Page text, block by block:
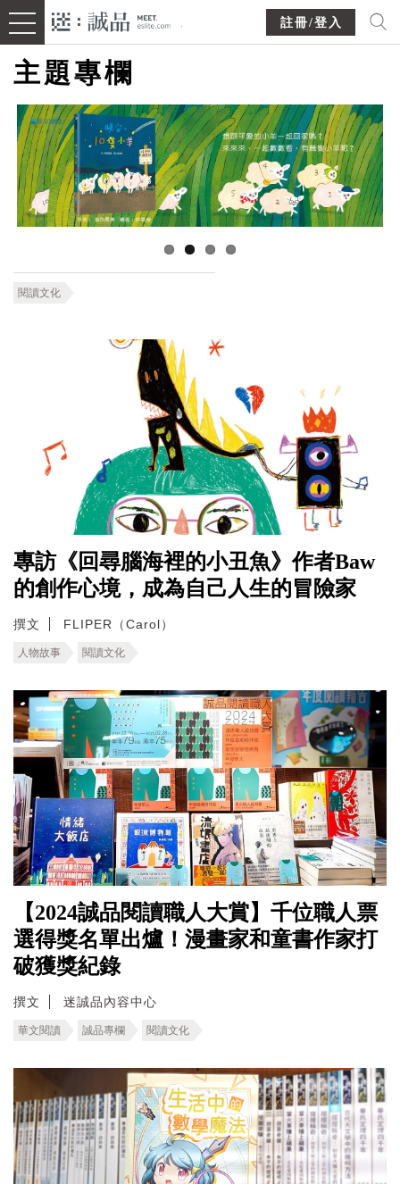
註冊/登入
主題專欄
閱讀文化
專訪《回尋腦海裡的小丑魚》作者Baw
的創作心境，成為自己人生的冒險家
撰文 FLIPER（Carol）
人物故事 閱讀文化
【2024誠品閱讀職人大賞】千位職人票
選得獎名單出爐！漫畫家和童書作家打
破獲獎紀錄
撰文 迷誠品內容中心
華文閱讀 誠品專欄 閱讀文化